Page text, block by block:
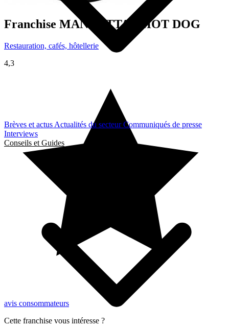
Brèves et actus Actualités du secteurCommuniqués de presse
Interviews
Conseils et Guides
Franchise MANHATTAN HOT DOG
Restauration, cafés, hôtellerie
4,3
avis consommateurs
Cette franchise vous intéresse ?